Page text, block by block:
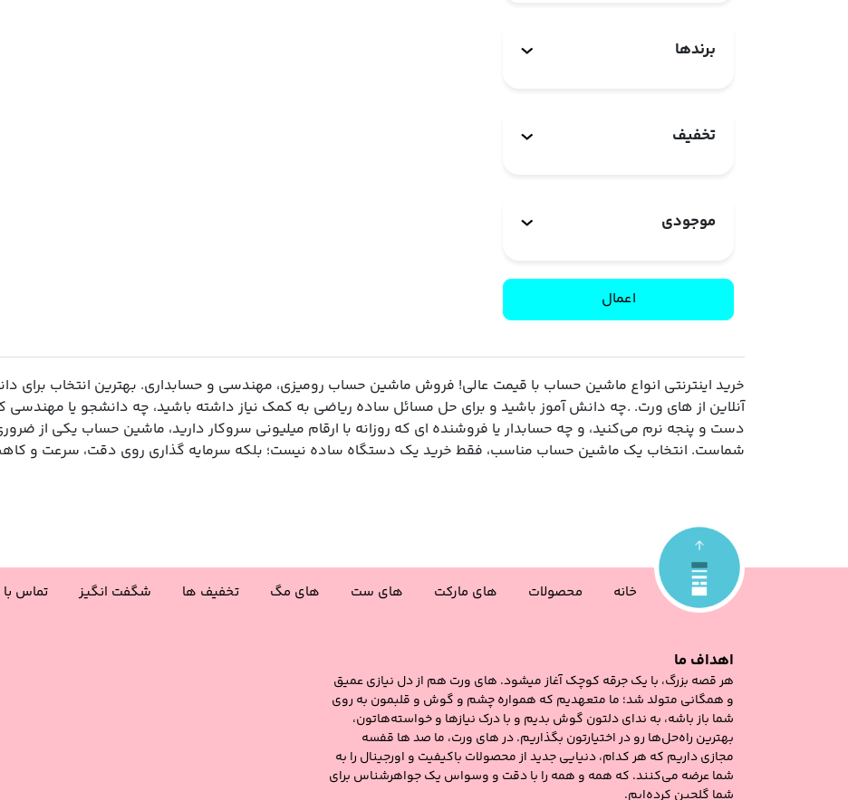
برندها
تخفیف
موجودی
اعمال
خرید اینترنتی انواع ماشین حساب با قیمت عالی! فروش ماشین حساب رومیزی، مهندسی و حسابداری. بهترین انتخاب برای
آنلاین از های ورت. .چه دانش‌ آموز باشید و برای حل مسائل ساده ریاضی به کمک نیاز داشته باشید، چه دانشجو یا مهندسی
دست‌ و پنجه نرم می‌کنید، و چه حسابدار یا فروشنده‌ ای که روزانه با ارقام میلیونی سروکار دارید، ماشین حساب یکی از
شماست. انتخاب یک ماشین حساب مناسب، فقط خرید یک دستگاه ساده نیست؛ بلکه سرمایه‌ گذاری روی دقت، سرعت و
خانه محصولات های مارکت های ست های مگ تخفیف ها شگفت انگیز تماس با
اهداف ما
هر قصه‌ بزرگ، با یک جرقه‌ کوچک آغاز میشود. های‌ ورت هم از دل نیازی عمیق
و همگانی متولد شد؛ ما متعهدیم که همواره چشم و گوش و قلبمون به روی
شما باز باشه، به ندای دلتون گوش بدیم و با درک نیازها و خواسته‌هاتون،
بهترین راه‌حل‌ها رو در اختیارتون بگذاریم. در های ‌ورت، ما صد ها قفسه
مجازی داریم که هر کدام، دنیایی جدید از محصولات باکیفیت و اورجینال را به
شما عرضه می‌کنند. که همه و همه را با دقت و وسواس یک جواهرشناس برای
شما گلچین کرده‌ایم.